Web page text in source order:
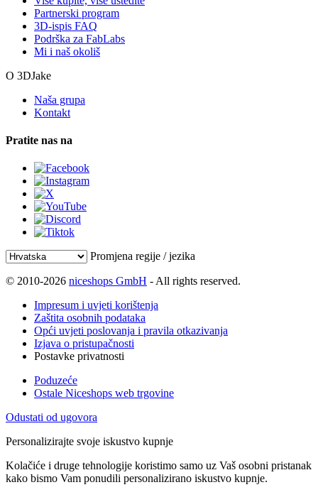
Partnerski program
3D-ispis FAQ
Podrška za FabLabs
Mi i naš okoliš
O 3DJake
Naša grupa
Kontakt
Pratite nas na
Promjena regije / jezika
© 2010-2026 niceshops GmbH - All rights reserved.
Impresum i uvjeti korištenja
Zaštita osobnih podataka
Opći uvjeti poslovanja i pravila otkazivanja
Izjava o pristupačnosti
Postavke privatnosti
Poduzeće
Ostale Niceshops web trgovine
Odustati od ugovora
Personalizirajte svoje iskustvo kupnje
Kolačiće i druge tehnologije koristimo samo uz Vaš osobni pristanak
kako bismo Vam ponudili personalizirano iskustvo kupnje.